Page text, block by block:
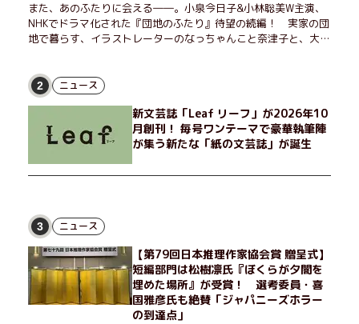
また、あのふたりに会える――。小泉今日子&小林聡美W主演、
NHKでドラマ化された『団地のふたり』待望の続編！ 実家の団
地で暮らす、イラストレーターのなっちゃんこと奈津子と、大学
げたり、部屋でふたりだけの「台湾映画祭」を催したり。50代
独身、幼なじみの変わらぬ友情とささやかな幸せの日々を描く。
2 ニュース
新文芸誌「Leaf リーフ」が2026年10
月創刊！ 毎号ワンテーマで豪華執筆陣
が集う新たな「紙の文芸誌」が誕生
3 ニュース
【第79回日本推理作家協会賞 贈呈式】
短編部門は松樹凛氏『ぼくらが夕闇を
埋めた場所』が受賞！ 選考委員・喜
国雅彦氏も絶賛「ジャパニーズホラー
の到達点」